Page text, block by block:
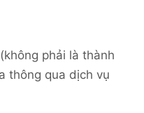
phải là thành
thông qua dịch vụ